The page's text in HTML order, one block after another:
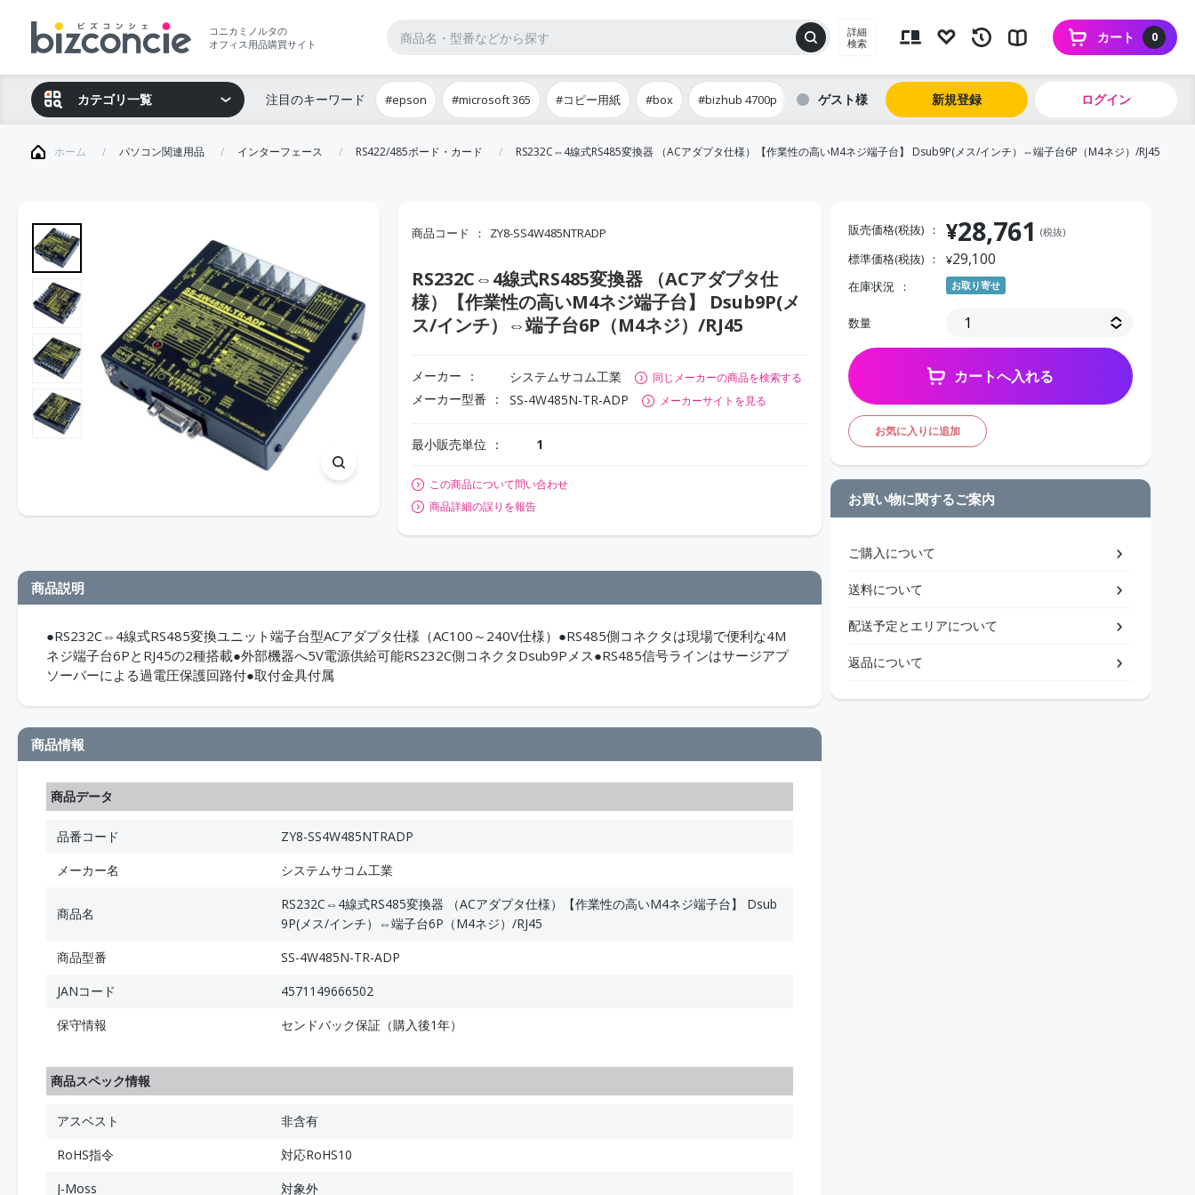
コニカミノルタの
オフィス用品購買サイト
詳細
検索
0
カート
カテゴリ一覧 注目のキーワード #epson #microsoft 365 #コピー用紙 #box #bizhub 4700p ゲスト 新規登録 ログイン
ホーム パソコン関連用品 インターフェース RS422/485ボード・カード RS232C⇔4線式RS485変換器 （ACアダプタ仕様）【作業性の高いM4ネジ端子台】 Dsub9P(メス/インチ）⇔端子台6P（M4ネジ）/RJ45
商品コード ZY8-SS4W485NTRADP
RS232C⇔4線式RS485変換器 （ACアダプタ仕
様）【作業性の高いM4ネジ端子台】 Dsub9P(メ
ス/インチ）⇔端子台6P（M4ネジ）/RJ45
メーカー システムサコム工業 同じメーカーの商品を検索する
メーカー型番 SS-4W485N-TR-ADP メーカーサイトを見る
最小販売単位 1
この商品について問い合わせ
商品詳細の誤りを報告
商品説明
●RS232C⇔4線式RS485変換ユニット端子台型ACアダプタ仕様（AC100～240V仕様）●RS485側コネクタは現場で便利な4M
ネジ端子台6PとRJ45の2種搭載●外部機器へ5V電源供給可能RS232C側コネクタDsub9Pメス●RS485信号ラインはサージアプ
ソーバーによる過電圧保護回路付●取付金具付属
商品情報
商品データ
品番コード
ZY8-SS4W485NTRADP
メーカー名
システムサコム工業
商品名
RS232C⇔4線式RS485変換器 （ACアダプタ仕様）【作業性の高いM4ネジ端子台】 Dsub
9P(メス/インチ）⇔端子台6P（M4ネジ）/RJ45
商品型番
SS-4W485N-TR-ADP
JANコード
4571149666502
保守情報
センドバック保証（購入後1年）
商品スペック情報
アスベスト
非含有
RoHS指令
対応RoHS10
J-Moss
対象外
販売価格(税抜) ¥28,761 (税抜)
標準価格(税抜) ¥29,100
在庫状況 お取り寄せ
数量
カートへ入れる
お気に入りに追加
お買い物に関するご案内
ご購入について
送料について
配送予定とエリアについて
返品について